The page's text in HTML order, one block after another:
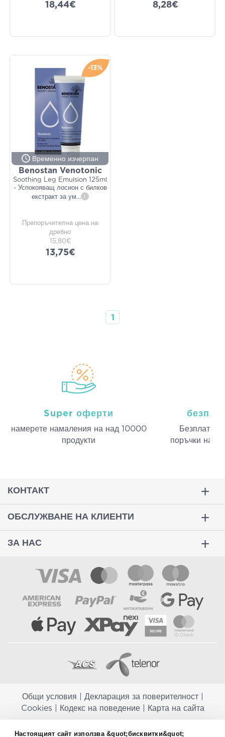
Настоящият сайт използва &quot;бисквитки&quot;
18,44€ 8,28€
-13%
Временно изчерпан
Benostan Venotonic
Soothing Leg Emulsion 125ml
- Успокояващ лосион с билков
екстракт за ум... i
Препоръчителна цена на
дребно
15,80€
13,75€
1
Super оферти
намерeте намаления на над 10000
продукти
Безплатна
поръчки над
КОНТАКТ
ОБСЛУЖВАНЕ НА КЛИЕНТИ
ЗА НАС
Общи условия Декларация за поверителност|
Cookies
Кодекс на поведение| Карта на сайта
заместват балансираната диета и не са предназначени за